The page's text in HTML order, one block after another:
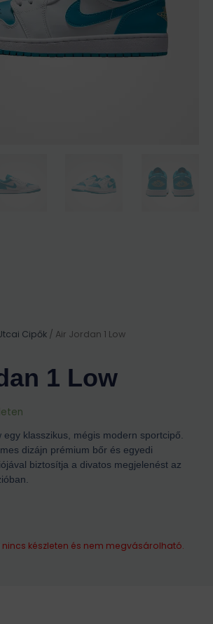
Cipők / Air Jordan 1 Low
1 Low
egy klasszikus, mégis modern sportcipő.
dizájn prémium bőr és egyedi
biztosítja a divatos megjelenést az
nincs készleten és nem megvásárolható.